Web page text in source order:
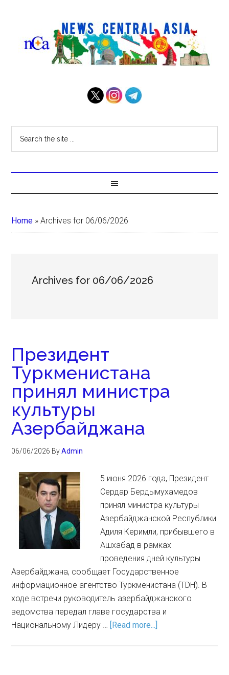
Home »Archives for 06/06/2026
Archives for 06/06/2026
Президент
Туркменистана
принял министра
культуры
Азербайджана
06/06/2026 ByAdmin
5 июня 2026 года, Президент
Сердар Бердымухамедов
принял министра культуры
Азербайджанской Республики
Адиля Керимли, прибывшего в
Ашхабад в рамках
проведения дней культуры
Азербайджана, сообщает Государственное
информационное агентство Туркменистана (TDH). В
ходе встречи руководитель азербайджанского
ведомства передал главе государства и
Национальному Лидеру … [Read more...]